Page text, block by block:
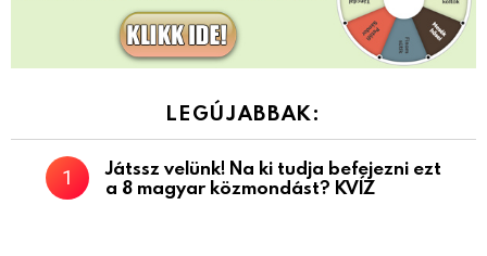
LEGÚJABBAK:
Játssz velünk! Na ki tudja befejezni ezt
a 8 magyar közmondást? KVÍZ